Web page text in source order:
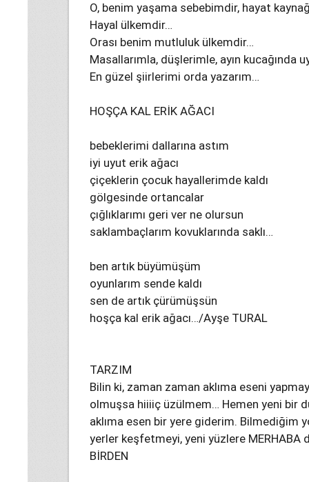
O, benim yaşama sebebimdir, hayat
Hayal ülkemdir…
Orası benim mutluluk ülkemdir…
Masallarımla, düşlerimle, ayın kucağında
En güzel şiirlerimi orda yazarım…
HOŞÇA KAL ERİK AĞACI
bebeklerimi dallarına astım
iyi uyut erik ağacı
çiçeklerin çocuk hayallerimde kaldı
gölgesinde ortancalar
çığlıklarımı geri ver ne olursun
saklambaçlarım kovuklarında saklı…
ben artık büyümüşüm
oyunlarım sende kaldı
sen de artık çürümüşsün
hoşça kal erik ağacı…/Ayşe TURAL
TARZIM
Bilin ki, zaman zaman aklıma eseni
olmuşsa hiiiiç üzülmem… Hemen yeni bir
aklıma esen bir yere giderim. Bilmediğim
yerler keşfetmeyi, yeni yüzlere MERHABA
BİRDEN